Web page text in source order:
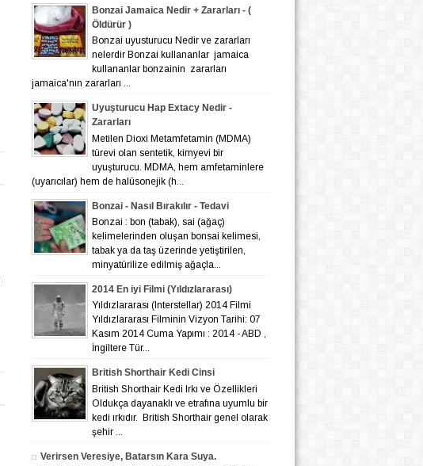
Bonzai Jamaica Nedir + Zararları - (
Öldürür )
Bonzai uyusturucu Nedir ve zararları
nelerdir Bonzai kullananlar jamaica
kullananlar bonzainin zararları
jamaica'nın zararları ...
Uyuşturucu Hap Extacy Nedir -
Zararları
Metilen Dioxi Metamfetamin (MDMA)
türevi olan sentetik, kimyevi bir
uyuşturucu. MDMA, hem amfetaminlere
(uyarıcılar) hem de halüsonejik (h...
Bonzai - Nasıl Bırakılır - Tedavi
Bonzai : bon (tabak), sai (ağaç)
kelimelerinden oluşan bonsai kelimesi,
tabak ya da taş üzerinde yetiştirilen,
minyatürilize edilmiş ağaçla...
2014 En iyi Filmi (Yıldızlararası)
Yıldızlararası (Interstellar) 2014 Filmi
Yıldızlararası Filminin Vizyon Tarihi: 07
Kasım 2014 Cuma Yapımı : 2014 - ABD ,
İngiltere Tür...
British Shorthair Kedi Cinsi
British Shorthair Kedi Irkı ve Özellikleri
Oldukça dayanaklı ve etrafına uyumlu bir
kedi ırkıdır. British Shorthair genel olarak
şehir ...
Verirsen Veresiye, Batarsın Kara Suya.